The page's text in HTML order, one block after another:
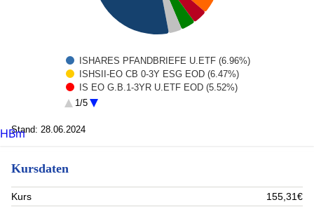
ISHARES PFANDBRIEFE U.ETF (6.96%)
ISHSII-EO CB 0-3Y ESG EOD (6.47%)
IS EO G.B.1-3YR U.ETF EOD (5.52%)
INVESCOM2 US T B 1-3Y A (4.94%)
XTR.II US TREAS.1-3 1D (4.25%)
1/5
Stand: 28.06.2024
Kursdaten
Kurs
155,31€
HBm